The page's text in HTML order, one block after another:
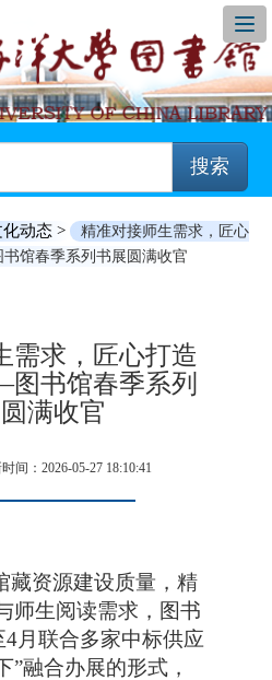
搜索
化动态 >
精准对接师生需求，匠心
馆春季系列书展圆满收官
需求，匠心打造
书馆春季系列
满收官
间：2026-05-27 18:10:41
资源建设质量，精
师生阅读需求，图书
4月联合多家中标供应
”融合办展的形式，